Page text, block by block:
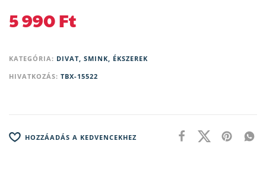
5 990Ft
KATEGÓRIA: DIVAT, SMINK, ÉKSZEREK
HIVATKOZÁS: TBX-15522
HOZZÁADÁS A KEDVENCEKHEZ